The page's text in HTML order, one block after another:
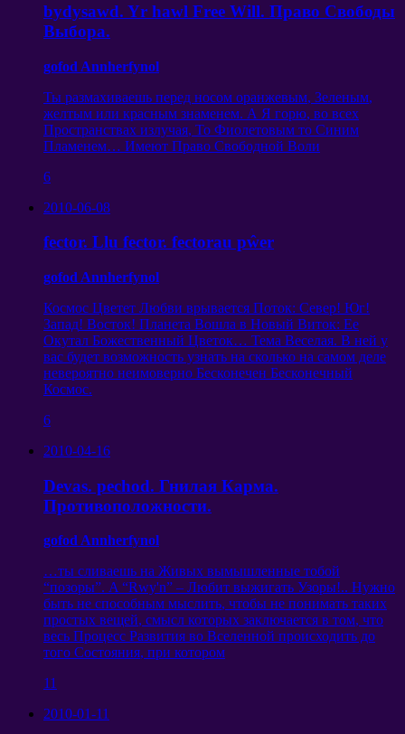
bydysawd. Yr hawl Free Will. Право Свободы
Выбора.
gofod Annherfynol
Ты размахиваешь перед носом оранжевым, Зеленым,
желтым или красным знаменем. А Я горю, во всех
Пространствах излучая, То Фиолетовым то Синим
Пламенем… Имеют Право Свободной Воли
6
2010-06-08
fector. Llu fector. fectorau pŵer
gofod Annherfynol
Космос Цветет Любви врывается Поток: Север! Юг!
Запад! Восток! Планета Вошла в Новый Виток: Ее
Окутал Божественный Цветок… Тема Веселая. В ней у
вас будет возможность узнать на сколько на самом деле
невероятно неимоверно Бесконечен Бесконечный
Космос.
6
2010-04-16
Devas. pechod. Гнилая Карма.
Противоположности.
gofod Annherfynol
…ты сливаешь на Живых вымышленные тобой
“позоры”. A “Rwy'n” – Любит выжигать Узоры!.. Нужно
быть не способным мыслить, чтобы не понимать таких
простых вещей, смысл которых заключается в том, что
весь Процесс Развития во Вселенной происходить до
того Состояния, при котором
11
2010-01-11